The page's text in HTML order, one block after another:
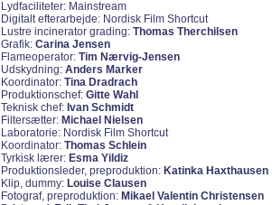
Lydfaciliteter: Mainstream
Digitalt efterarbejde: Nordisk Film Shortcut
Lustre incinerator grading: Thomas Therchilsen
Grafik: Carina Jensen
Flameoperator: Tim Nærvig-Jensen
Udskydning: Anders Marker
Koordinator: Tina Dradrach
Produktionschef: Gitte Wahl
Teknisk chef: Ivan Schmidt
Filtersætter: Michael Nielsen
Laboratorie: Nordisk Film Shortcut
Koordinator: Thomas Schlein
Tyrkisk lærer: Esma Yildiz
Produktionsleder, preproduktion: Katinka Haxthausen
Klip, dummy: Louise Clausen
Fotograf, preproduktion: Mikael Valentin Christensen